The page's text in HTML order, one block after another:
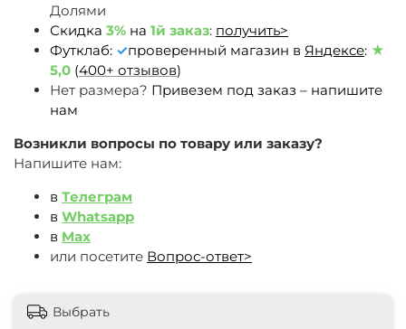
Долями
Скидка 3% на 1й заказ: получить>
Футклаб: ✓проверенный магазин в Яндексе: ★
5,0 (400+ отзывов)
Нет размера? Привезем под заказ – напишите
нам
Возникли вопросы по товару или заказу?
Напишите нам:
в Телеграм
в Whatsapp
в Max
или посетите Вопрос-ответ>
Выбрать